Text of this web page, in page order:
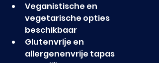
Veganistische en
vegetarische opties
beschikbaar
Glutenvrije en
allergenenvrije tapas